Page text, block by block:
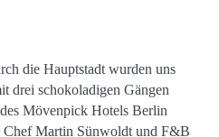
die Hauptstadt wurden uns
drei schokoladigen Gängen
Mövenpick Hotels Berlin
Martin Sünwoldt und F&B